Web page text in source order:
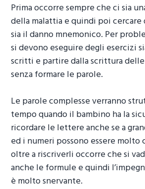
Prima occorre sempre che ci sia
della malattia e quindi poi cercare
sia il danno mnemonico. Per
si devono eseguire degli esercizi
scritti e partire dalla scrittura
senza formare le parole.
Le parole complesse verranno
tempo quando il bambino ha la
ricordare le lettere anche se a
ed i numeri possono essere molto
oltre a riscriverli occorre che si
anche le formule e quindi
è molto snervante.